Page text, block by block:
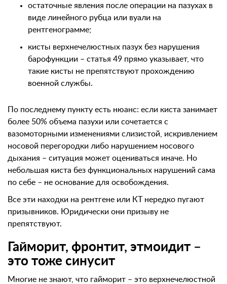
остаточные явления после операции на пазухах в
виде линейного рубца или вуали на
рентгенограмме;
кисты верхнечелюстных пазух без нарушения
барофункции – статья 49 прямо указывает, что
такие кисты не препятствуют прохождению
военной службы.
По последнему пункту есть нюанс: если киста занимает
более 50% объема пазухи или сочетается с
вазомоторными изменениями слизистой, искривлением
носовой перегородки либо нарушением носового
дыхания – ситуация может оцениваться иначе. Но
небольшая киста без функциональных нарушений сама
по себе – не основание для освобождения.
Все эти находки на рентгене или КТ нередко пугают
призывников. Юридически они призыву не
препятствуют.
Гайморит, фронтит, этмоидит –
это тоже синусит
Многие не знают, что гайморит – это верхнечелюстной